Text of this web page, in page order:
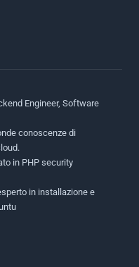
Engineer, Software
conoscenze di
in PHP security
in installazione e